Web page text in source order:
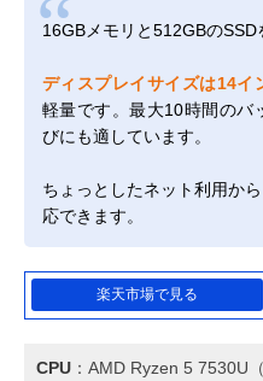
16GBメモリと512GBのSSD
ディスプレイサイズは14イ
軽量です。最大10時間のバ
びにも適しています。
ちょっとしたネット利用か
応できます。
楽天市場で見る
CPU ：AMD Ryzen 5 7530U